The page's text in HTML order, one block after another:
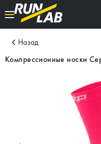
Назад
Компрессионные носки